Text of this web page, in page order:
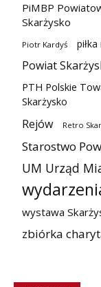
PiMBP
Skarżysko
Piotr Kardyś
Powiat
PTH Polskie
Skarżysko
Rejów Retro
Starostwo
UM Urząd
wystawa
zbiórka